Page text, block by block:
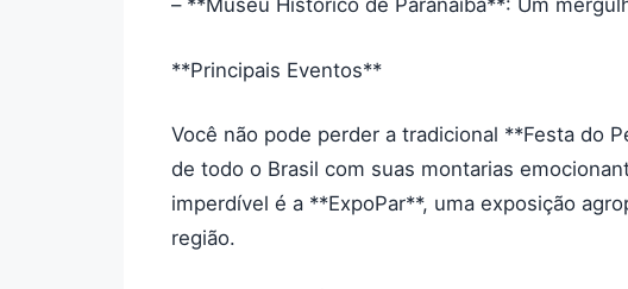
– **Museu Histórico de Paranaíba**: Um
**Principais Eventos**
Você não pode perder a tradicional **Festa do
de todo o Brasil com suas montarias
imperdível é a **ExpoPar**, uma exposição
região.